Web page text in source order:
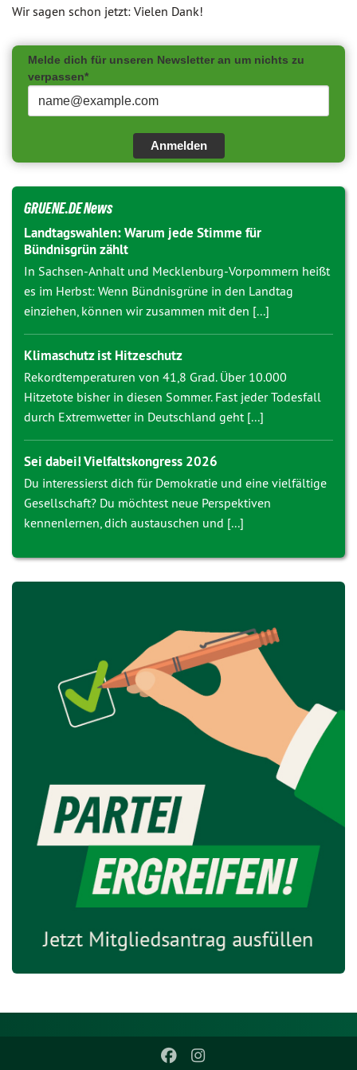
Wir sagen schon jetzt: Vielen Dank!
Melde dich für unseren Newsletter an um nichts zu
verpassen*
Anmelden
GRUENE.DE News
Landtagswahlen: Warum jede Stimme für
Bündnisgrün zählt
In Sachsen-Anhalt und Mecklenburg-Vorpommern heißt
es im Herbst: Wenn Bündnisgrüne in den Landtag
einziehen, können wir zusammen mit den [...]
Klimaschutz ist Hitzeschutz
Rekordtemperaturen von 41,8 Grad. Über 10.000
Hitzetote bisher in diesen Sommer. Fast jeder Todesfall
durch Extremwetter in Deutschland geht [...]
Sei dabei! Vielfaltskongress 2026
Du interessierst dich für Demokratie und eine vielfältige
Gesellschaft? Du möchtest neue Perspektiven
kennenlernen, dich austauschen und [...]